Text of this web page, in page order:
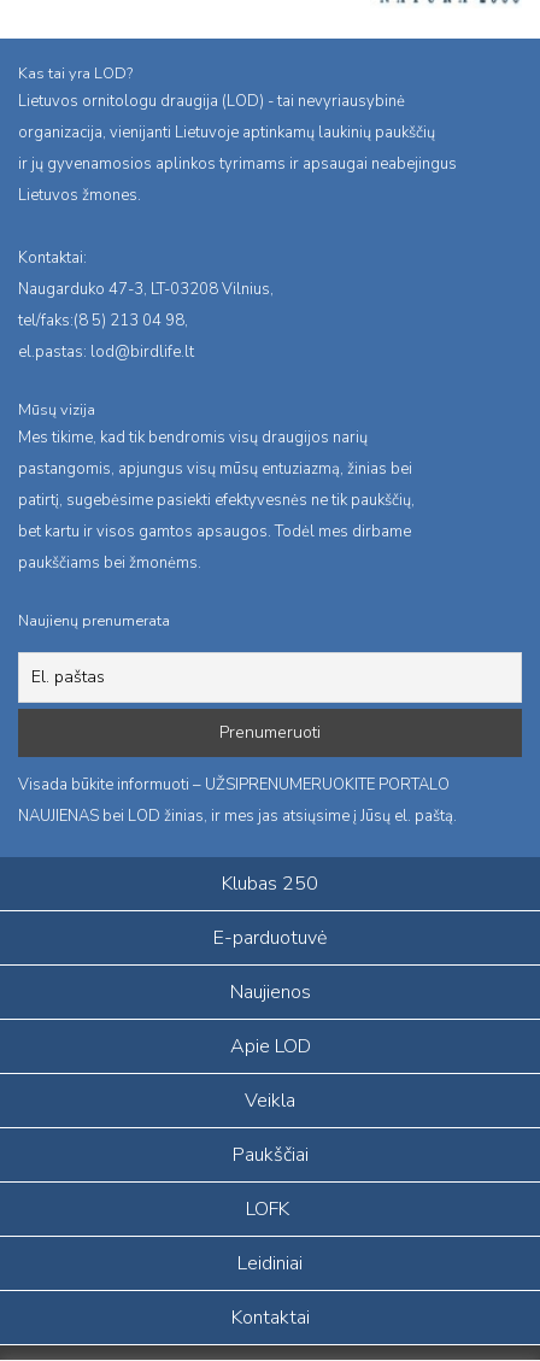
Kas tai yra LOD?
Lietuvos ornitologu draugija (LOD) - tai nevyriausybinė
organizacija, vienijanti Lietuvoje aptinkamų laukinių paukščių
ir jų gyvenamosios aplinkos tyrimams ir apsaugai neabejingus
Lietuvos žmones.
Kontaktai:
Naugarduko 47-3, LT-03208 Vilnius,
tel/faks:(8 5) 213 04 98,
el.pastas: lod@birdlife.lt
Mūsų vizija
Mes tikime, kad tik bendromis visų draugijos narių
pastangomis, apjungus visų mūsų entuziazmą, žinias bei
patirtį, sugebėsime pasiekti efektyvesnės ne tik paukščių,
bet kartu ir visos gamtos apsaugos. Todėl mes dirbame
paukščiams bei žmonėms.
Naujienų prenumerata
Visada būkite informuoti – UŽSIPRENUMERUOKITE PORTALO
NAUJIENAS bei LOD žinias, ir mes jas atsiųsime į Jūsų el. paštą.
Klubas 250
E-parduotuvė
Naujienos
Apie LOD
Veikla
Paukščiai
LOFK
Leidiniai
Kontaktai